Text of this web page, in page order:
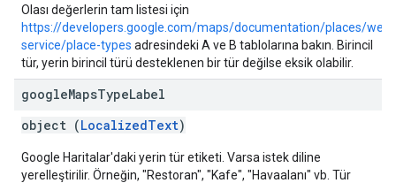
Olası değerlerin tam listesi için
https://developers.google.com/maps/documentation/places/web-
service/place-types adresindeki A ve B tablolarına bakın. Birincil
tür, yerin birincil türü desteklenen bir tür değilse eksik olabilir.
googleMapsTypeLabel
object (LocalizedText)
Google Haritalar'daki yerin tür etiketi. Varsa istek diline
yerelleştirilir. Örneğin, "Restoran", "Kafe", "Havaalanı" vb. Tür